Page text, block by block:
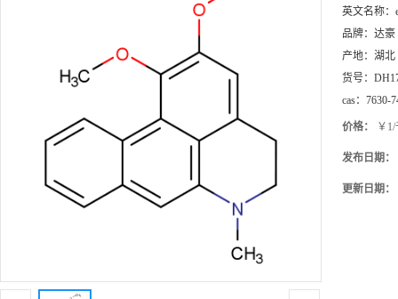
英文名称：
品牌： 达豪
产地： 湖北
货号：
cas： 7630-
价格： ￥
发布日期：
更新日期：